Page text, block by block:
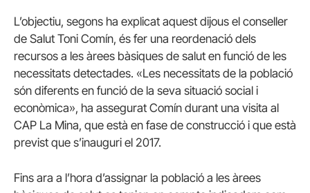
L’objectiu, segons ha explicat aquest dijous el conseller
de Salut Toni Comín, és fer una reordenació dels
recursos a les àrees bàsiques de salut en funció de les
necessitats detectades. «Les necessitats de la població
són diferents en funció de la seva situació social i
econòmica», ha assegurat Comín durant una visita al
CAP La Mina, que està en fase de construcció i que està
previst que s’inauguri el 2017.
Fins ara a l’hora d’assignar la població a les àrees